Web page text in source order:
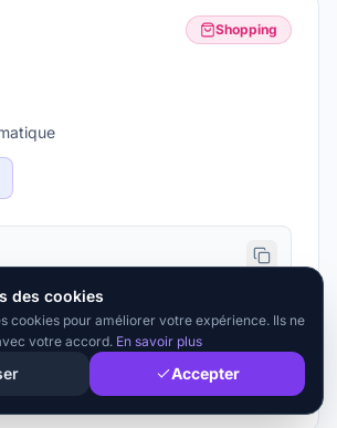
Shopping
En savoir +
Ouvrir le lien
des cookies
cookies pour améliorer votre expérience. Ils ne
votre accord. En savoir plus
Accepter